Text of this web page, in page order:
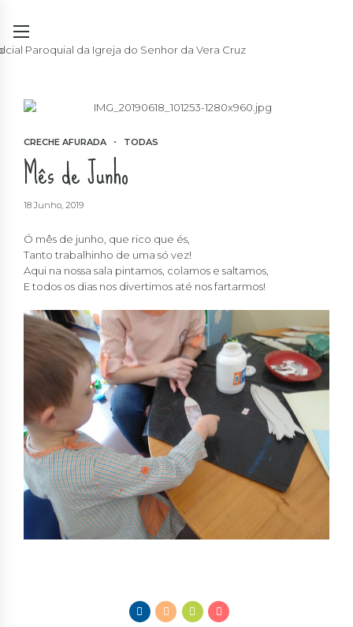
CRECHE AFURADA TODAS
Mês de Junho
18 Junho, 2019
Ó mês de junho, que rico que és,
Tanto trabalhinho de uma só vez!
Aqui na nossa sala pintamos, colamos e saltamos,
E todos os dias nos divertimos até nos fartarmos!